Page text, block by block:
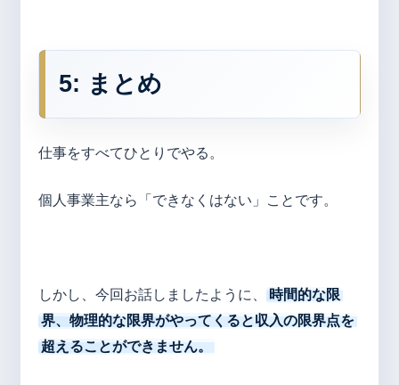
5: まとめ
仕事をすべてひとりでやる。
個人事業主なら「できなくはない」ことです。
しかし、今回お話しましたように、 時間的な限
界、物理的な限界がやってくると収入の限界点を
超えることができません。